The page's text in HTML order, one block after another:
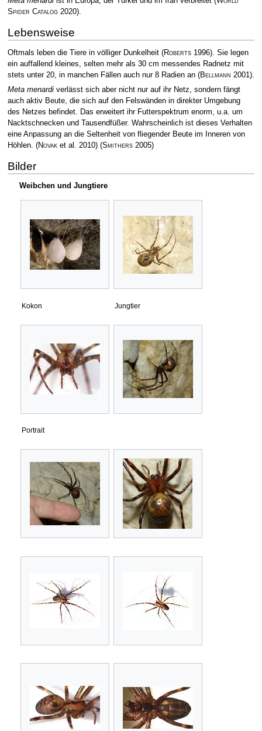
Spider Catalog2020).
Lebensweise
Oftmals leben die Tiere in völliger Dunkelheit (Roberts1996). Sie legen
ein auffallend kleines, selten mehr als 30 cm messendes Radnetz mit
stets unter 20, in manchen Fällen auch nur 8 Radien an (Bellmann 2001).
Meta menardiverlässt sich aber nicht nur auf ihr Netz, sondern fängt
auch aktiv Beute, die sich auf den Felswänden in direkter Umgebung
des Netzes befindet. Das erweitert ihr Futterspektrum enorm, u.a. um
Nacktschnecken und Tausendfüßer. Wahrscheinlich ist dieses Verhalten
eine Anpassung an die Seltenheit von fliegender Beute im Inneren von
Höhlen. (Novaket al. 2010) (Smithers2005)
Bilder
Weibchen und Jungtiere
Kokon Jungtier
Portrait